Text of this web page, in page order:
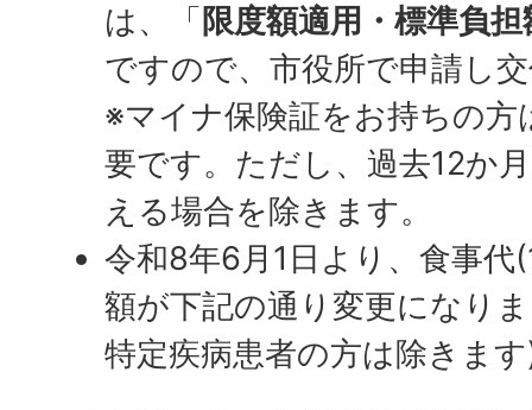
は、「限度額適用・標準負
ですので、市役所で申請し
※マイナ保険証をお持ちの方
要です。ただし、過去12か
える場合を除きます。
令和8年6月1日より、食事代
額が下記の通り変更になり
特定疾病患者の方は除きま